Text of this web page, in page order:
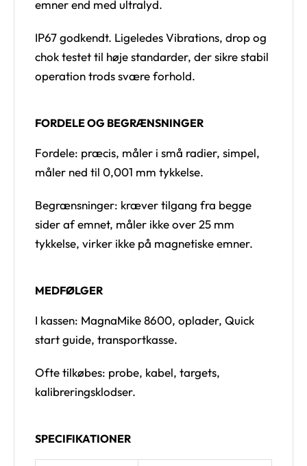
emner end med ultralyd.
IP67 godkendt. Ligeledes Vibrations, drop og
chok testet til høje standarder, der sikre stabil
operation trods svære forhold.
FORDELE OG BEGRÆNSNINGER
Fordele: præcis, måler i små radier, simpel,
måler ned til 0,001 mm tykkelse.
Begrænsninger: kræver tilgang fra begge
sider af emnet, måler ikke over 25 mm
tykkelse, virker ikke på magnetiske emner.
MEDFØLGER
I kassen: MagnaMike 8600, oplader, Quick
start guide, transportkasse.
Ofte tilkøbes: probe, kabel, targets,
kalibreringsklodser.
SPECIFIKATIONER